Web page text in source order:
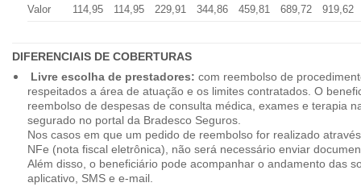
Valor 114,95 114,95 229,91 344,86 459,81 689,72 919,62
DIFERENCIAIS DE COBERTURAS
Livre escolha de prestadores: com reembolso de
respeitados a área de atuação e os limites contratados. O
reembolso de despesas de consulta médica, exames e terapia
segurado no portal da Bradesco Seguros.
Nos casos em que um pedido de reembolso for realizado
NFe (nota fiscal eletrônica), não será necessário enviar
Além disso, o beneficiário pode acompanhar o andamento das
aplicativo, SMS e e-mail.